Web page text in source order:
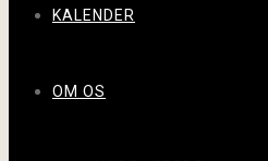
KALENDER
OM OS